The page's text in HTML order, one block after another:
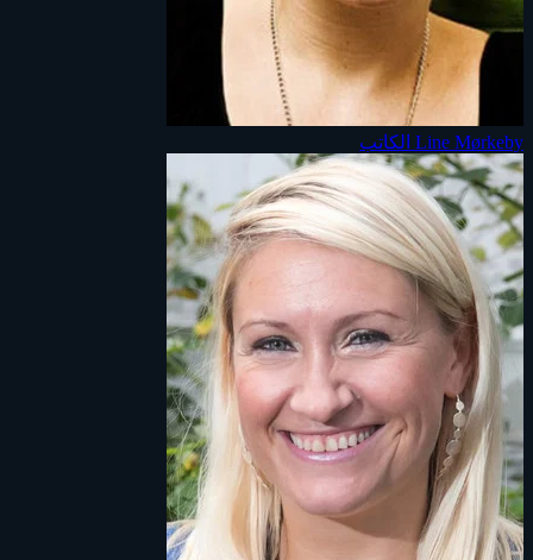
Line Mørkeby الكاتب